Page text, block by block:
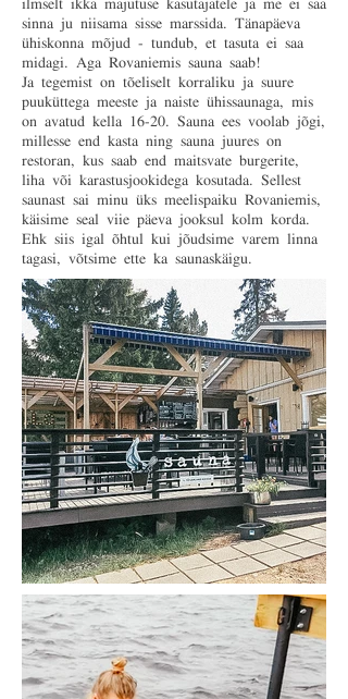
ilmselt ikka majutuse kasutajatele ja me ei saa
sinna ju niisama sisse marssida. Tänapäeva
ühiskonna mõjud - tundub, et tasuta ei saa
midagi. Aga Rovaniemis sauna saab!
Ja tegemist on tõeliselt korraliku ja suure
puuküttega meeste ja naiste ühissaunaga, mis
on avatud kella 16-20. Sauna ees voolab jõgi,
millesse end kasta ning sauna juures on
restoran, kus saab end maitsvate burgerite,
liha või karastusjookidega kosutada. Sellest
saunast sai minu üks meelispaiku Rovaniemis,
käisime seal viie päeva jooksul kolm korda.
Ehk siis igal õhtul kui jõudsime varem linna
tagasi, võtsime ette ka saunaskäigu.